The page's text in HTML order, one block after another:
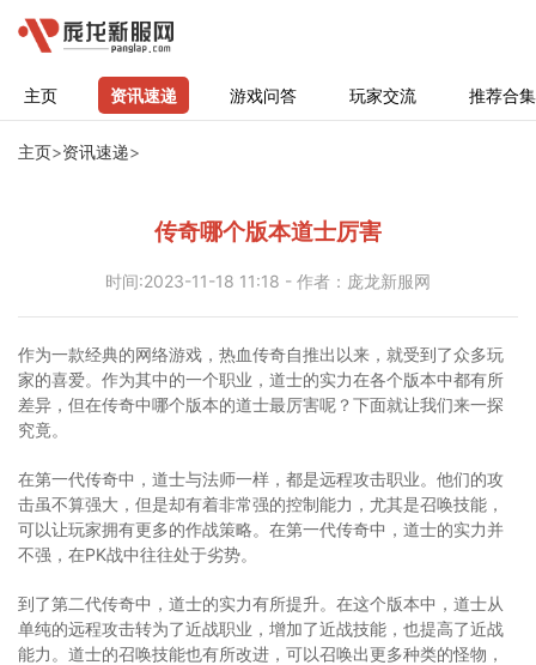
主页 资讯速递 游戏问答 玩家交流 推荐合集
主页>资讯速递>
传奇哪个版本道士厉害
时间:2023-11-18 11:18 - 作者：庞龙新服网
作为一款经典的网络游戏，热血传奇自推出以来，就受到了众多玩
家的喜爱。作为其中的一个职业，道士的实力在各个版本中都有所
差异，但在传奇中哪个版本的道士最厉害呢？下面就让我们来一探
究竟。
在第一代传奇中，道士与法师一样，都是远程攻击职业。他们的攻
击虽不算强大，但是却有着非常强的控制能力，尤其是召唤技能，
可以让玩家拥有更多的作战策略。在第一代传奇中，道士的实力并
不强，在PK战中往往处于劣势。
到了第二代传奇中，道士的实力有所提升。在这个版本中，道士从
单纯的远程攻击转为了近战职业，增加了近战技能，也提高了近战
能力。道士的召唤技能也有所改进，可以召唤出更多种类的怪物，